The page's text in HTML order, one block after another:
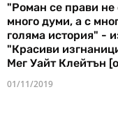
"Роман се прави не
много думи, а с
голяма история" -
"Красиви
Мег Уайт Клейтън
01/11/2019